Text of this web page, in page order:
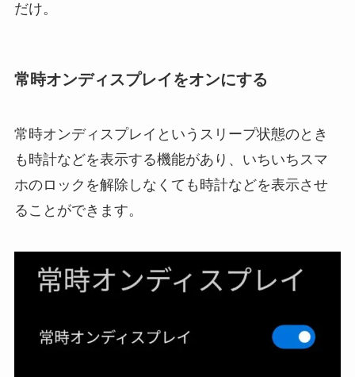
だけ。
常時オンディスプレイをオンにする
常時オンディスプレイというスリープ状態のとき
も時計などを表示する機能があり、いちいちスマ
ホのロックを解除しなくても時計などを表示させ
ることができます。